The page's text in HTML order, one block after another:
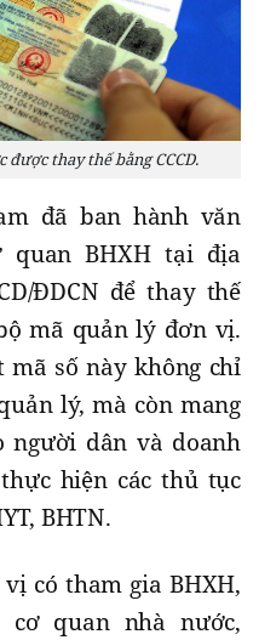
được thay thế bằng CCCD.
đã ban hành văn
quan BHXH tại địa
ĐDCN để thay thế
mã quản lý đơn vị.
mã số này không chỉ
lý, mà còn mang
người dân và doanh
hiện các thủ tục
BHTN.
có tham gia BHXH,
cơ quan nhà nước,